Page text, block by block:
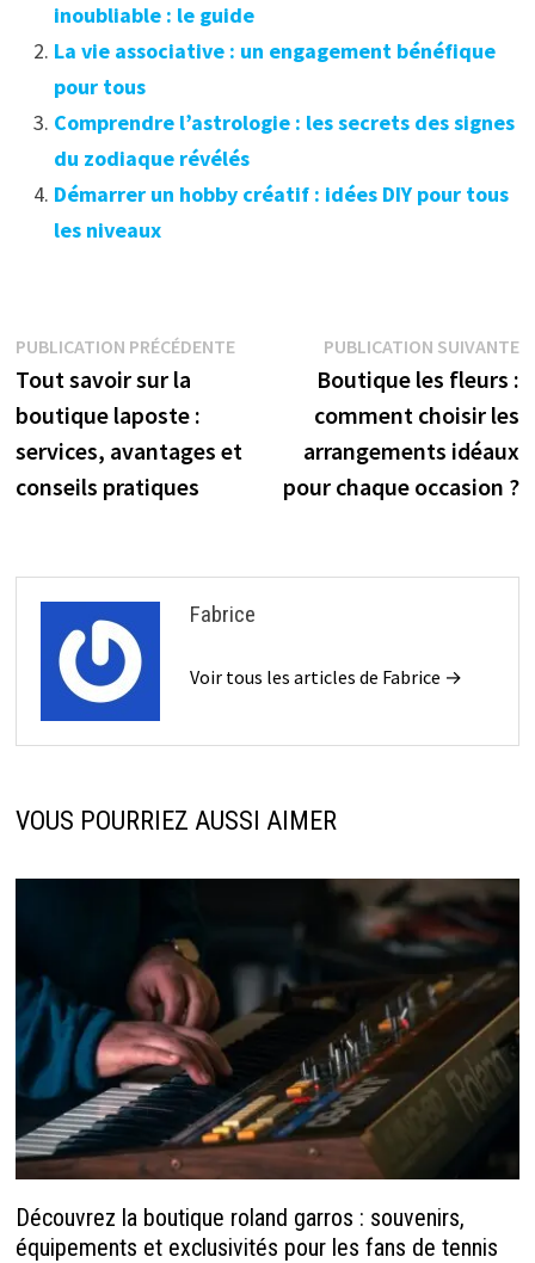
inoubliable : le guide
La vie associative : un engagement bénéfique
pour tous
Comprendre l’astrologie : les secrets des signes
du zodiaque révélés
Démarrer un hobby créatif : idées DIY pour tous
les niveaux
Navigation
de
l’article
PUBLICATION PRÉCÉDENTEPublication
précédente :
Tout savoir sur la
boutique laposte :
services, avantages et
conseils pratiques
PUBLICATION SUIVANTE
Boutique les fleurs :
comment choisir les
arrangements idéaux
pour chaque occasion ?
Fabrice
Voir tous les articles de Fabrice →
VOUS POURRIEZ AUSSI AIMER
Découvrez la boutique roland garros : souvenirs,
équipements et exclusivités pour les fans de tennis